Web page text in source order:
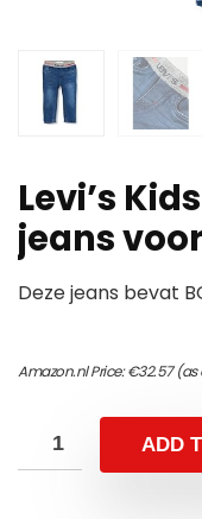
Levi’s
jeans
Deze jeans bevat
Amazon.nl Price:€32.57(as
ADD